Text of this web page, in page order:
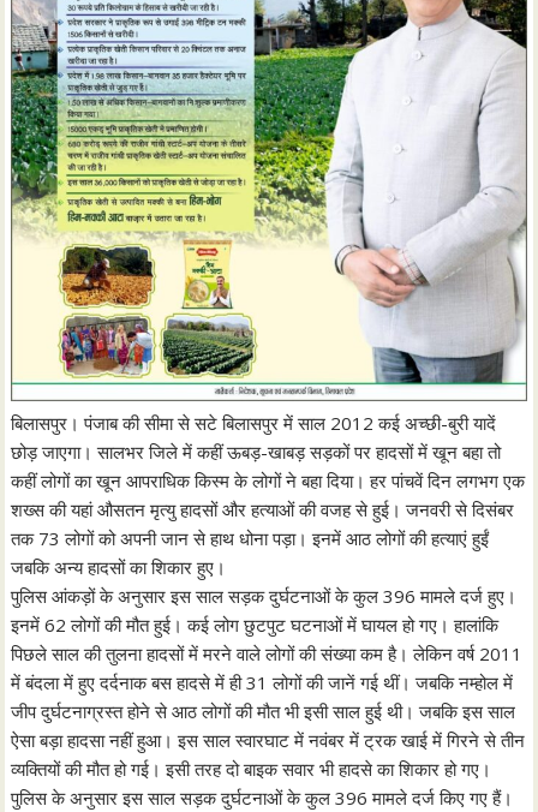
बिलासपुर। पंजाब की सीमा से सटे बिलासपुर में साल 2012 कई अच्छी-बुरी यादें
छोड़ जाएगा। सालभर जिले में कहीं ऊबड़-खाबड़ सड़कों पर हादसों में खून बहा तो
कहीं लोगों का खून आपराधिक किस्म के लोगों ने बहा दिया। हर पांचवें दिन लगभग एक
शख्स की यहां औसतन मृत्यु हादसों और हत्याओं की वजह से हुई। जनवरी से दिसंबर
तक 73 लोगों को अपनी जान से हाथ धोना पड़ा। इनमें आठ लोगों की हत्याएं हुईं
जबकि अन्य हादसों का शिकार हुए।
पुलिस आंकड़ों के अनुसार इस साल सड़क दुर्घटनाओं के कुल 396 मामले दर्ज हुए।
इनमें 62 लोगों की मौत हुई। कई लोग छुटपुट घटनाओं में घायल हो गए। हालांकि
पिछले साल की तुलना हादसों में मरने वाले लोगों की संख्या कम है। लेकिन वर्ष 2011
में बंदला में हुए दर्दनाक बस हादसे में ही 31 लोगों की जानें गई थीं। जबकि नम्होल में
जीप दुर्घटनाग्रस्त होने से आठ लोगों की मौत भी इसी साल हुई थी। जबकि इस साल
ऐसा बड़ा हादसा नहीं हुआ। इस साल स्वारघाट में नवंबर में ट्रक खाई में गिरने से तीन
व्यक्तियों की मौत हो गई। इसी तरह दो बाइक सवार भी हादसे का शिकार हो गए।
पुलिस के अनुसार इस साल सड़क दुर्घटनाओं के कुल 396 मामले दर्ज किए गए हैं।